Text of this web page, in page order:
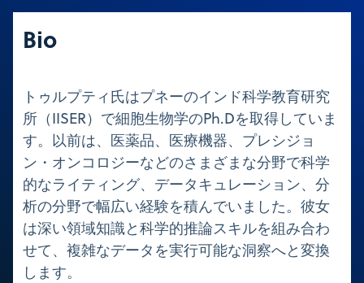
Bio
トゥルプティ氏はプネーのインド科学教育研究
所（IISER）で細胞生物学のPh.Dを取得していま
す。以前は、医薬品、医療機器、プレシジョ
ン・オンコロジーなどのさまざまな分野で科学
的なライティング、データキュレーション、分
析の分野で幅広い経験を積んでいました。彼女
は深い領域知識と科学的推論スキルを組み合わ
せて、複雑なデータを実行可能な洞察へと変換
します。